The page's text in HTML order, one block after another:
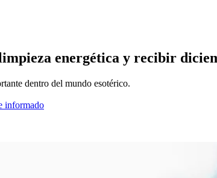
energética y recibir
dentro del mundo esotérico.
informado